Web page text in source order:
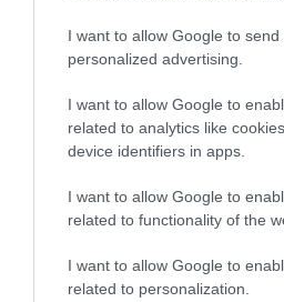
I want to allow Google to send
personalized advertising.
I want to allow Google to
related to analytics like
device identifiers in apps.
I want to allow Google to
related to functionality of the
I want to allow Google to
related to personalization.
Σόφη Ζαννίνου – Τα